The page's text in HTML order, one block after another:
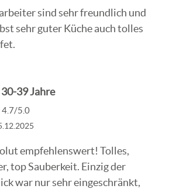
sind sehr freundlich und
sehr guter Küche auch tolles
39 Jahre
4.7/5.0
empfehlenswert! Tolles,
top Sauberkeit. Einzig der
war nur sehr eingeschränkt,